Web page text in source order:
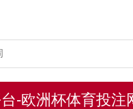
-欧洲杯体育投注